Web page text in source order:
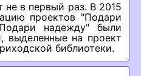
не в первый раз. В 2015
проектов "Подари
надежду" были
выделенные на проект
библиотеки.